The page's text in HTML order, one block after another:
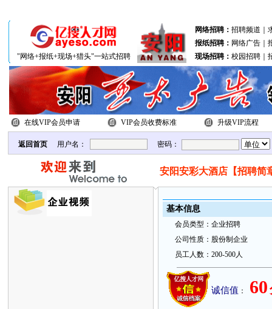
网络招聘： 招聘频道
报纸招聘： 网络广告｜
"网络+报纸+现场+猎头"一站式招聘
现场招聘： 校园招聘｜
在线VIP会员申请 VIP会员收费标准 升级VIP流程
返回首页 用户名： 密码：
安阳安彩大酒店【招聘简
基本信息
会员类型： 企业招聘
公司性质： 股份制企业
员工人数： 200-500人
诚信值 ： 60